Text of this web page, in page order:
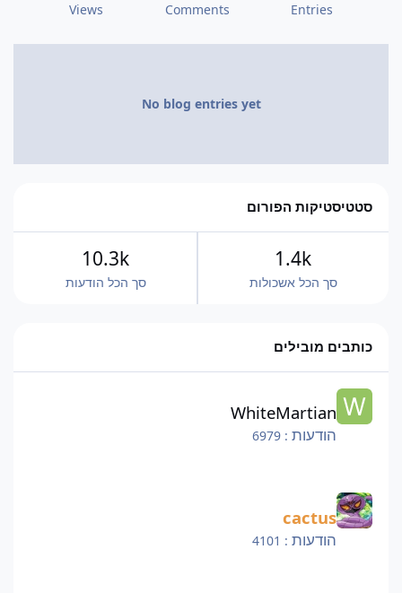
Entries
Comments
Views
No blog entries yet
סטטיסטיקות הפורום
סך הכל אשכולות
1.4k
סך הכל הודעות
10.3k
כותבים מובילים
WhiteMartian
הודעות : 6979
cactus
הודעות : 4101